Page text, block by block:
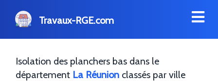
Travaux-RGE.com
Isolation des planchers bas dans le
département La Réunion classés par ville